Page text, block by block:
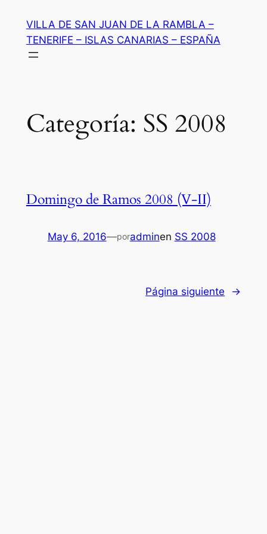
contenido
VILLA DE SAN JUAN DE LA RAMBLA –
TENERIFE – ISLAS CANARIAS – ESPAÑA
Categoría: SS 2008
Domingo de Ramos 2008 (V-II)
May 6, 2016—poradminen SS 2008
Página siguiente →